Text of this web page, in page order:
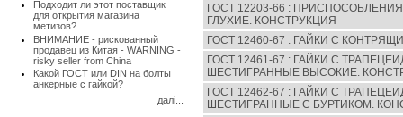
Подходит ли этот поставщик
для открытия магазина
метизов?
ВНИМАНИЕ - рискованный
продавец из Китая - WARNING -
risky seller from China
Какой ГОСТ или DIN на болты
анкерные с гайкой?
далі...
ГОСТ 12203-66 :
ГЛУХИЕ. КОНСТРУКЦИЯ
ГОСТ 12460-67 : ГАЙКИ С
ГОСТ 12461-67 : ГАЙКИ С
ШЕСТИГРАННЫЕ ВЫСОКИЕ.
ГОСТ 12462-67 : ГАЙКИ С
ШЕСТИГРАННЫЕ С БУРТИКОМ.